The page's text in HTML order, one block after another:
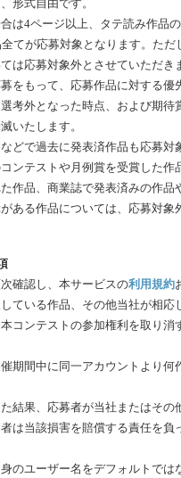
形式自由です。
は4ページ以上、タテ読み作品
てが応募対象となります。ただ
は応募対象外とさせていただき
をもって、応募作品に対する優
考外となった時点、および期待
いたします。
どで過去に発表済作品も応募対
ンテストや月例賞を受賞した作
作品、商業誌で発表済みの作品
ある作品については、応募対象
確認し、本サービスの利用規約
ている作品、その他当社が相応
コンテストの参加権利を取り消
期間中に同一アカウントより何
結果、応募者が当社またはその
は当該損害を賠償する責任を負
のユーザー名をデフォルトでは